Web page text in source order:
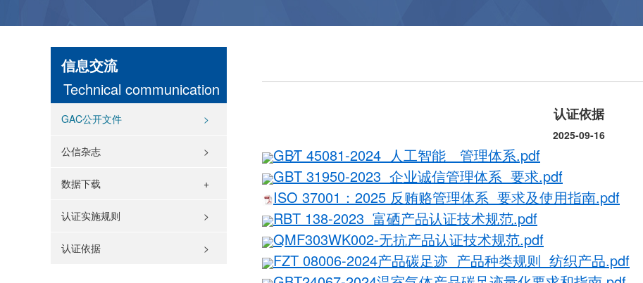
信息交流
Technical communication
GAC公开文件 >
公信杂志 >
数据下载
认证实施规则 >
认证依据 >
认证依据
2025-09-16
GB∕T 45081-2024 人工智能 管理体系.pdf
GBT 31950-2023 企业诚信管理体系 要求.pdf
ISO 37001：2025 反贿赂管理体系 要求及使用指南.pdf
RBT 138-2023 富硒产品认证技术规范.pdf
QMF303WK002-无抗产品认证技术规范.pdf
FZT 08006-2024产品碳足迹 产品种类规则 纺织产品.pdf